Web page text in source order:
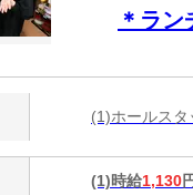
＊ラ
(1)ホールス
(1)時給1,130